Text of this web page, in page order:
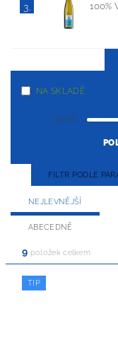
3. 100%
NA SKLADĚ
320 Kč
FILTR PODLE
NEJLEVNĚJŠÍ
ABECEDNĚ
9 položek celkem
TIP